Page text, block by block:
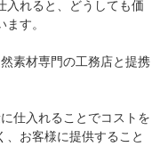
入れると、どうしても価
す。
素材専門の工務店と提携
仕入れることでコストを
、お客様に提供すること